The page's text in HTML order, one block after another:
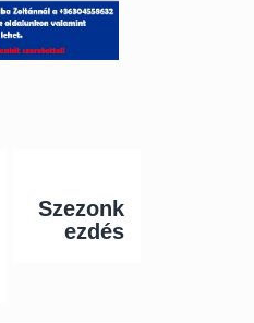
Szezonk
ezdés